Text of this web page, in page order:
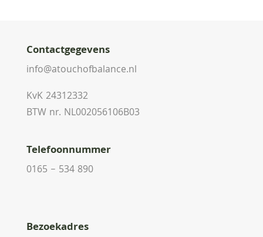
Contactgegevens
info@atouchofbalance.nl
KvK 24312332
BTW nr. NL002056106B03
Telefoonnummer
0165 – 534 890
Bezoekadres